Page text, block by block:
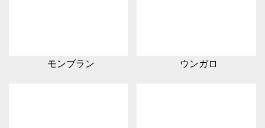
モンブラン ウンガロ